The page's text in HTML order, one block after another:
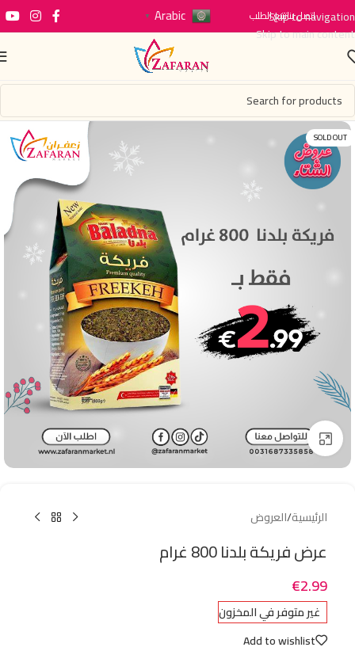
Skip to navigation
Skip to main content
اتصل بناتتبع الطلب Arabic
▼
SOLD OUT
Click to enlarge
الرئيسية/العروض
عرض فريكة بلدنا 800 غرام
€2.99
غير متوفر في المخزون
Add to wishlist